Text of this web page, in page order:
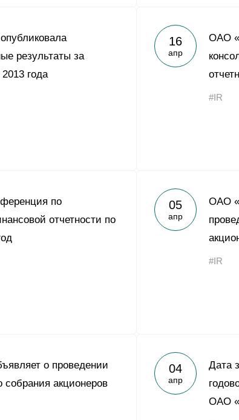
результаты за
года
16
апр
ОАО
#IR
по
отчетности по
05
апр
ОАО
#IR
о проведении
собрания акционеров
04
апр
Дата
ОАО